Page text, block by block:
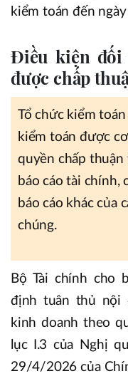
kiểm toán đến
Điều kiện đối
được chấp
Tổ chức kiểm
kiểm toán được
quyền chấp
báo cáo tài chính,
báo cáo khác của
chúng.
Bộ Tài chính cho
định tuân thủ nội
kinh doanh theo
lục I.3 của Nghị
29/4/2026 của